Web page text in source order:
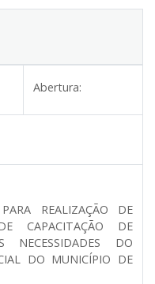
Abertura:
REALIZAÇÃO DE
CAPACITAÇÃO DE
NECESSIDADES DO
DO MUNICÍPIO DE